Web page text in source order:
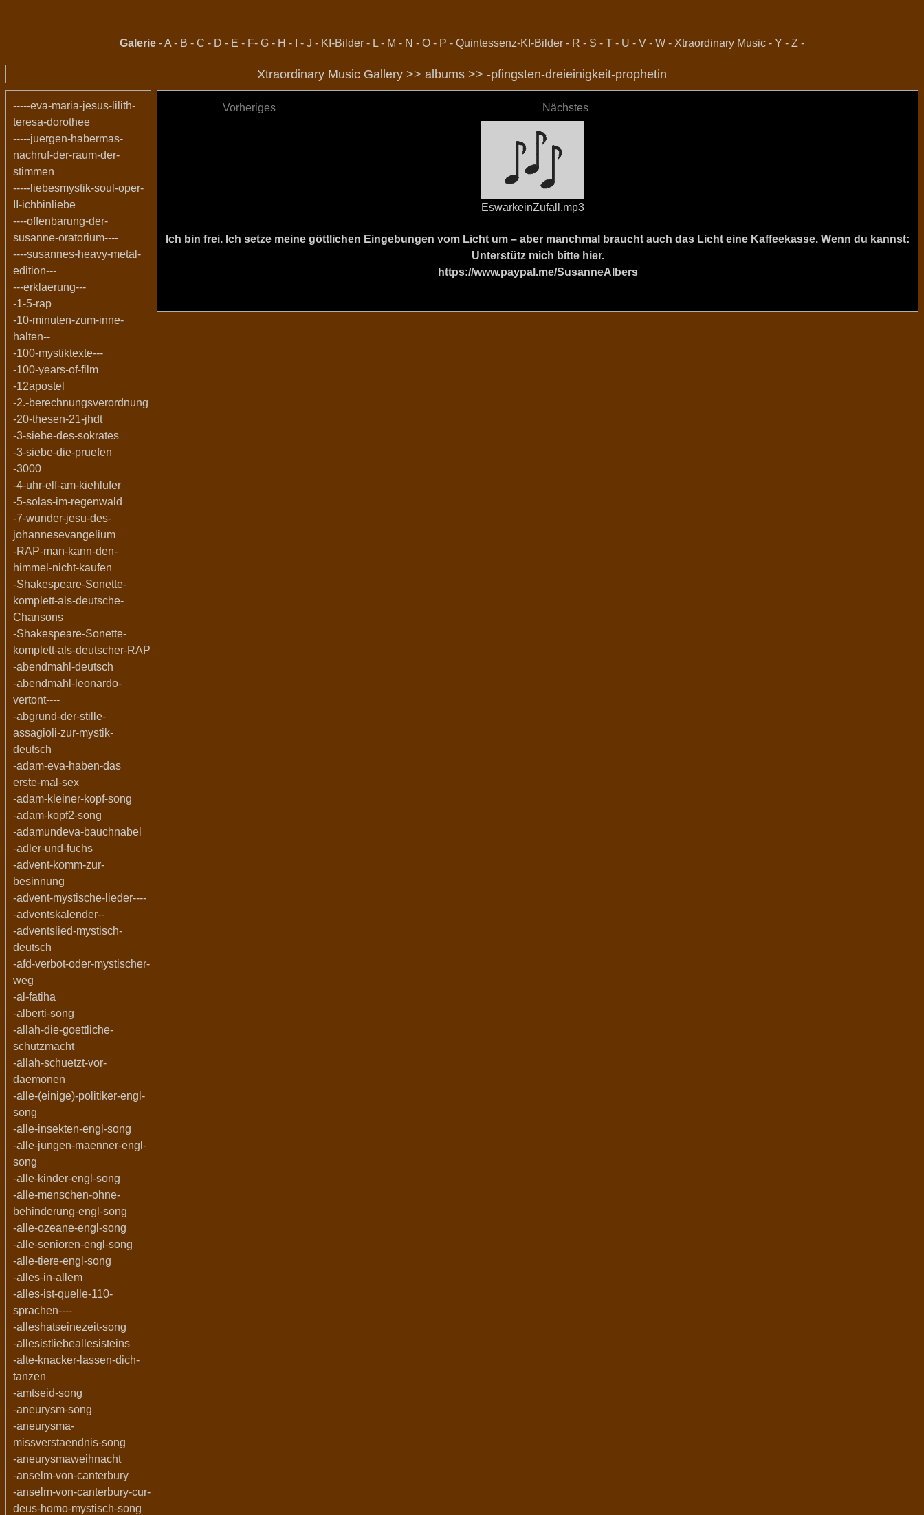
Galerie -A - B - C - D - E - F- G - H - - J - KI-Bilder - L - M - N - O - P - Quintessenz-KI-Bilder - R - S - T - U - V - W - Xtraordinary Music - Y - Z -
Xtraordinary Music Gallery >> albums >> -pfingsten-dreieinigkeit-prophetin
-----eva-maria-jesus-lilith-
teresa-dorothee
-----juergen-habermas-
nachruf-der-raum-der-
stimmen
-----liebesmystik-soul-oper-
II-ichbinliebe
----offenbarung-der-
susanne-oratorium----
----susannes-heavy-metal-
edition---
---erklaerung---
-1-5-rap
-10-minuten-zum-inne-
halten--
-100-mystiktexte---
-100-years-of-film
-12apostel
-2.-berechnungsverordnung
-20-thesen-21-jhdt
-3-siebe-des-sokrates
-3-siebe-die-pruefen
-3000
-4-uhr-elf-am-kiehlufer
-5-solas-im-regenwald
-7-wunder-jesu-des-
johannesevangelium
-RAP-man-kann-den-
himmel-nicht-kaufen
-Shakespeare-Sonette-
komplett-als-deutsche-
Chansons
-Shakespeare-Sonette-
komplett-als-deutscher-RAP
-abendmahl-deutsch
-abendmahl-leonardo-
vertont----
-abgrund-der-stille-
assagioli-zur-mystik-
deutsch
-adam-eva-haben-das
erste-mal-sex
-adam-kleiner-kopf-song
-adam-kopf2-song
-adamundeva-bauchnabel
-adler-und-fuchs
-advent-komm-zur-
besinnung
-advent-mystische-lieder----
-adventskalender--
-adventslied-mystisch-
deutsch
-afd-verbot-oder-mystischer-
weg
-al-fatiha
-alberti-song
-allah-die-goettliche-
schutzmacht
-allah-schuetzt-vor-
daemonen
-alle-(einige)-politiker-engl-
song
-alle-insekten-engl-song
-alle-jungen-maenner-engl-
song
-alle-kinder-engl-song
-alle-menschen-ohne-
behinderung-engl-song
-alle-ozeane-engl-song
-alle-senioren-engl-song
-alle-tiere-engl-song
-alles-in-allem
-alles-ist-quelle-110-
sprachen----
-alleshatseinezeit-song
-allesistliebeallesisteins
-alte-knacker-lassen-dich-
tanzen
-amtseid-song
-aneurysm-song
-aneurysma-
missverstaendnis-song
-aneurysmaweihnacht
-anselm-von-canterbury
-anselm-von-canterbury-cur-
deus-homo-mystisch-song
Vorheriges Nächstes
EswarkeinZufall.mp3
Ich bin frei. Ich setze meine göttlichen Eingebungen vom Licht um – aber manchmal braucht auch das Licht eine Kaffeekasse. Wenn du kannst:
Unterstütz mich bitte hier.
https://www.paypal.me/SusanneAlbers